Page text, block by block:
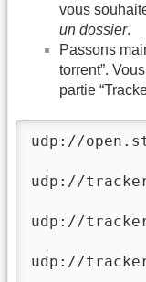
vous
un dossier.
Passons
torrent”.
partie
udp://
udp://
udp://
udp://